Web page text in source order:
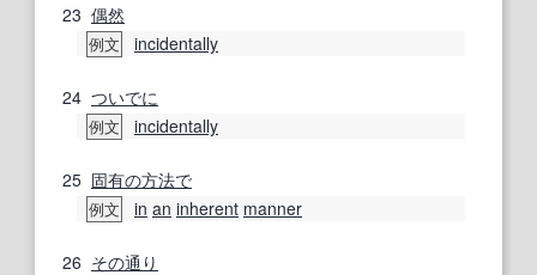
23 偶然
例文 incidentally
24 ついでに
例文 incidentally
25 固有の方法で
例文 in an inherent manner
26 その通り